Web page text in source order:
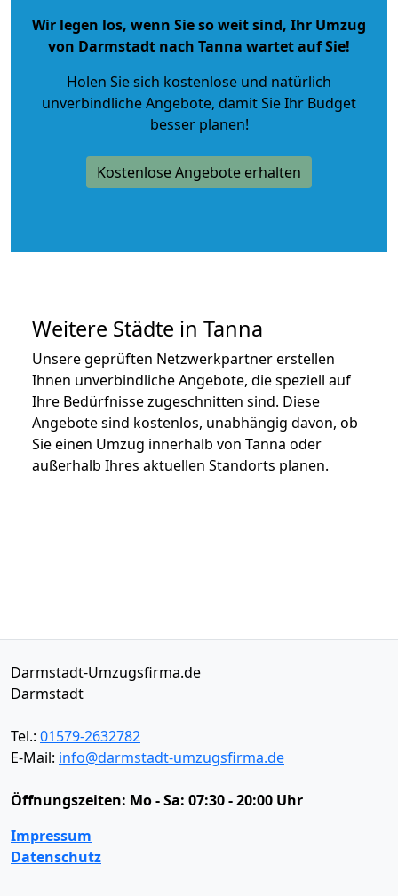
Wir legen los, wenn Sie so weit sind, Ihr Umzug
von Darmstadt nach Tanna wartet auf Sie!
Holen Sie sich kostenlose und natürlich
unverbindliche Angebote, damit Sie Ihr Budget
besser planen!
Kostenlose Angebote erhalten
Weitere Städte in Tanna
Unsere geprüften Netzwerkpartner erstellen
Ihnen unverbindliche Angebote, die speziell auf
Ihre Bedürfnisse zugeschnitten sind. Diese
Angebote sind kostenlos, unabhängig davon, ob
Sie einen Umzug innerhalb von Tanna oder
außerhalb Ihres aktuellen Standorts planen.
Darmstadt-Umzugsfirma.de
Darmstadt
Tel.: 01579-2632782
E-Mail: info@darmstadt-umzugsfirma.de
Öffnungszeiten: Mo - Sa: 07:30 - 20:00 Uhr
Impressum
Datenschutz